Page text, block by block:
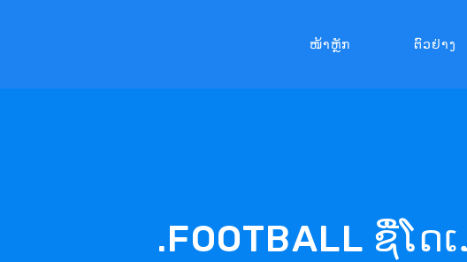
ໜ້າຫຼັກ ຕົວຢ່າງ
.FOOTBALL ຊື່ໂດ